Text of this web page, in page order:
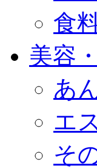
食
美容
あ
エ
そ